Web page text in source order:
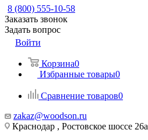
8 (800) 555-10-58
Заказать звонок
Задать вопрос
Войти
Корзина0
Избранные товары0
Сравнение товаров0
zakaz@woodson.ru
Краснодар , Ростовское шоссе 26а